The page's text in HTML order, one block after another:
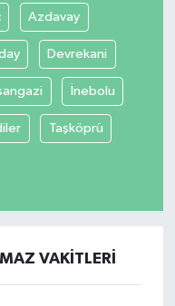
Azdavay
Devrekani
İnebolu
Taşköprü
VAKITLERI